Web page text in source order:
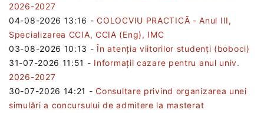
2026-2027
04-08-2026 13:16 -COLOCVIU PRACTICĂ - Anul III,
Specializarea CCIA, CCIA (Eng), IMC
03-08-2026 10:13 -În atenția viitorilor studenți (boboci)
31-07-2026 11:51 - Informații cazare pentru anul univ.
2026-2027
30-07-2026 14:21 -Consultare privind organizarea unei
simulări a concursului de admitere la masterat